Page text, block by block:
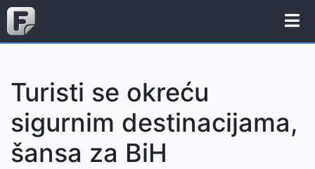
Turisti se okreću
sigurnim destinacijama,
šansa za BiH